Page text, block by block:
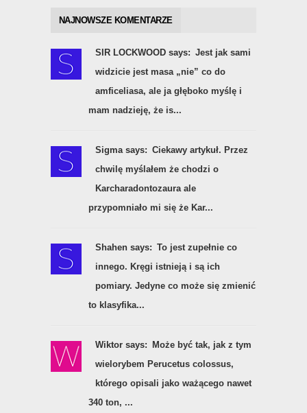
NAJNOWSZE KOMENTARZE
SIR LOCKWOOD says: Jest jak sami
widzicie jest masa „nie” co do
amficeliasa, ale ja głęboko myślę i
mam nadzieję, że is...
Sigma says: Ciekawy artykuł. Przez
chwilę myślałem że chodzi o
Karcharadontozaura ale
przypomniało mi się że Kar...
Shahen says: To jest zupełnie co
innego. Kręgi istnieją i są ich
pomiary. Jedyne co może się zmienić
to klasyfika...
Wiktor says:
Może być tak, jak z tym
wielorybem Perucetus colossus,
którego opisali jako ważącego nawet
340 ton, ...